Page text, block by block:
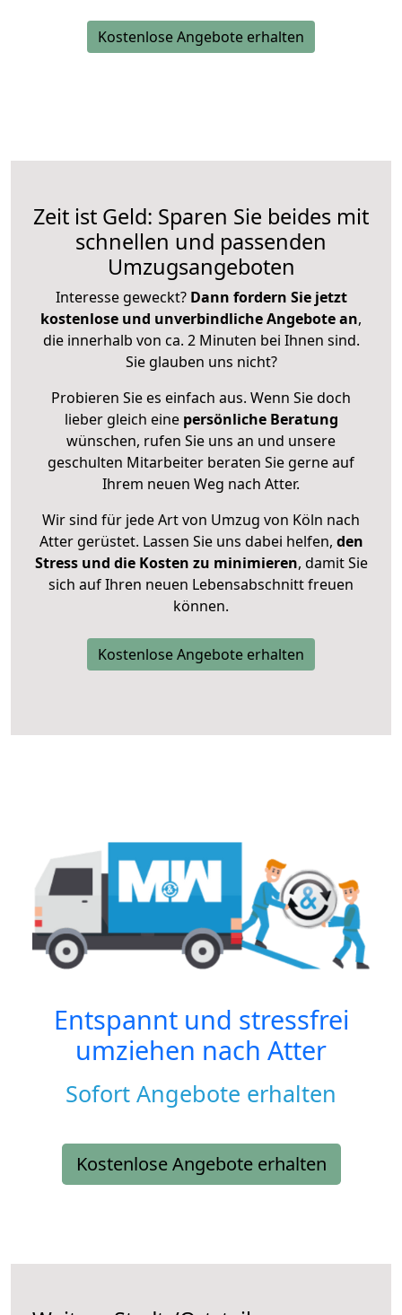
Kostenlose Angebote erhalten
Zeit ist Geld: Sparen Sie beides mit
schnellen und passenden
Umzugsangeboten
Interesse geweckt? Dann fordern Sie jetzt
kostenlose und unverbindliche Angebote an,
die innerhalb von ca. 2 Minuten bei Ihnen sind.
Sie glauben uns nicht?
Probieren Sie es einfach aus. Wenn Sie doch
lieber gleich eine persönliche Beratung
wünschen, rufen Sie uns an und unsere
geschulten Mitarbeiter beraten Sie gerne auf
Ihrem neuen Weg nach Atter.
Wir sind für jede Art von Umzug von Köln nach
Atter gerüstet. Lassen Sie uns dabei helfen, den
Stress und die Kosten zu minimieren, damit Sie
sich auf Ihren neuen Lebensabschnitt freuen
können.
Kostenlose Angebote erhalten
Entspannt und stressfrei
umziehen nach Atter
Sofort Angebote erhalten
Kostenlose Angebote erhalten